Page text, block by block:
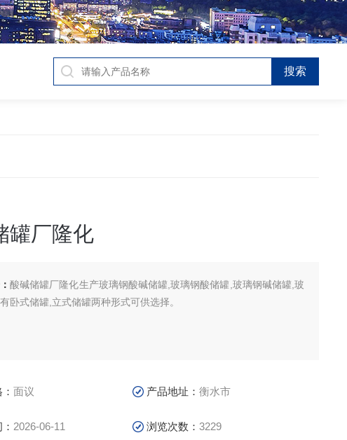
罐厂隆化
酸碱储罐厂隆化生产玻璃钢酸碱储罐,玻璃钢酸储罐,玻璃钢碱储罐,玻
卧式储罐,立式储罐两种形式可供选择。
：面议 产品地址：衡水市
2026-06-11 浏览次数：3229